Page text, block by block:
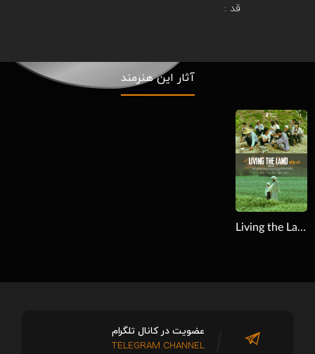
قد :
آثار این هنرمند
Living the Land 2025
عضویت در کانال تلگرام
TELEGRAM CHANNEL